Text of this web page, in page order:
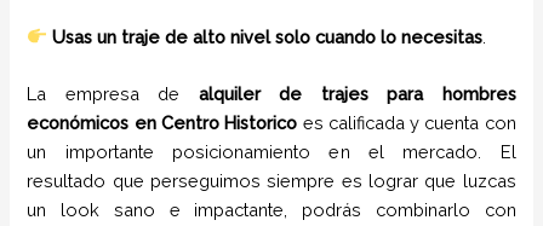
Usas un traje de alto nivel solo cuando lo necesitas
La empresa de alquiler de trajes para hombres
económicos en Centro Historico es calificada y cuenta con
un importante posicionamiento en el mercado. El
resultado que perseguimos siempre es lograr que luzcas
un look sano e impactante, podrás combinarlo con